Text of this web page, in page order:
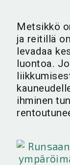
Metsikkö
ja reitillä
levadaa
luontoa.
ihminen